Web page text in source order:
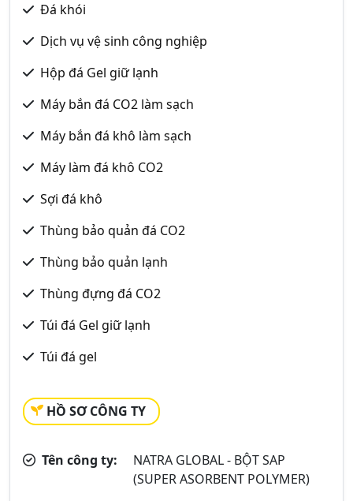
Đá khói
Dịch vụ vệ sinh công nghiệp
Hộp đá Gel giữ lạnh
Máy bắn đá CO2 làm sạch
Máy bắn đá khô làm sạch
Máy làm đá khô CO2
Sợi đá khô
Thùng bảo quản đá CO2
Thùng bảo quản lạnh
Thùng đựng đá CO2
Túi đá Gel giữ lạnh
Túi đá gel
HỒ SƠ CÔNG TY
Tên công ty:
NATRA GLOBAL - BỘT SAP
(SUPER ASORBENT POLYMER)